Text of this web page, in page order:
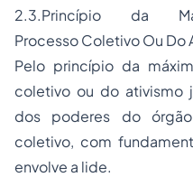
2.3.Princípio da
Processo Coletivo Ou Do
Pelo princípio da
coletivo ou do ativismo
dos poderes do
coletivo, com
envolve a lide.